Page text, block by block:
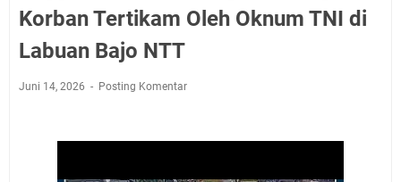
Korban Tertikam Oleh Oknum TNI di
Labuan Bajo NTT
Juni 14, 2026 Posting Komentar